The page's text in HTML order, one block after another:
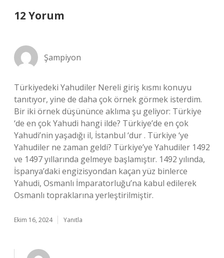
12 Yorum
Şampiyon
Türkiyedeki Yahudiler Nereli giriş kısmı konuyu
tanıtıyor, yine de daha çok örnek görmek isterdim.
Bir iki örnek düşününce aklıma şu geliyor: Türkiye
‘de en çok Yahudi hangi ilde? Türkiye’de en çok
Yahudi’nin yaşadığı il, İstanbul ‘dur . Türkiye ‘ye
Yahudiler ne zaman geldi? Türkiye’ye Yahudiler 1492
ve 1497 yıllarında gelmeye başlamıştır. 1492 yılında,
İspanya’daki engizisyondan kaçan yüz binlerce
Yahudi, Osmanlı İmparatorluğu’na kabul edilerek
Osmanlı topraklarına yerleştirilmiştir.
Ekim 16, 2024 Yanıtla